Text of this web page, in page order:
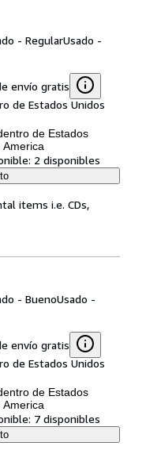
- RegularUsado -
envío gratis
de Estados Unidos
de Estados
America
2 disponibles
items i.e. CDs,
- BuenoUsado -
envío gratis
de Estados Unidos
de Estados
America
7 disponibles